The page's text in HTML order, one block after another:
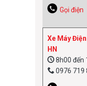
Gọi điện
Xe Máy
HN
8h00 đến
0976 719